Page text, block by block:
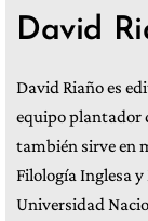
David
David Riaño es
equipo plantador
también sirve en
Filología Inglesa
Universidad